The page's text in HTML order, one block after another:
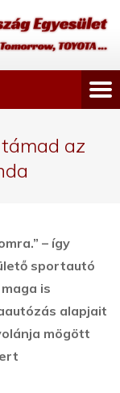
az
– így
sportautó
is
alapjait
mögött